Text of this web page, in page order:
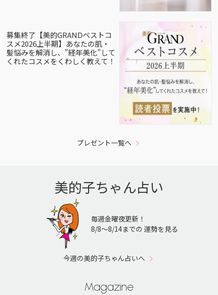
募集終了【美的GRANDベストコ
スメ2026上半期】あなたの肌・
髪悩みを解消し、”経年美化”して
くれたコスメをくわしく教えて！
プレゼント一覧へ
美的子ちゃん占い
毎週金曜夜更新！
8/8〜8/14までの 運勢を見る
今週の美的子ちゃん占いへ
Magazine